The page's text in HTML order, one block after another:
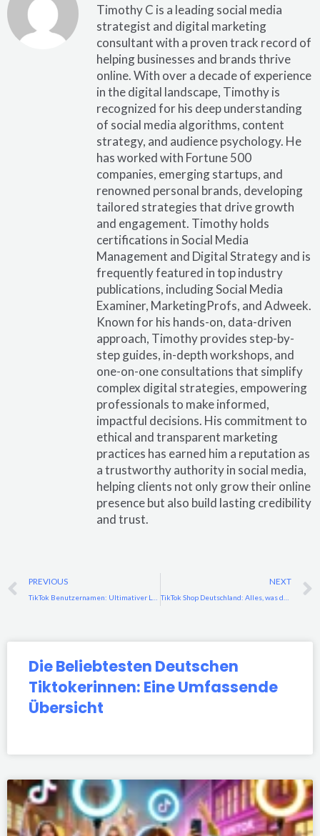
Timothy C is a leading social media
strategist and digital marketing
consultant with a proven track record of
helping businesses and brands thrive
online. With over a decade of experience
in the digital landscape, Timothy is
recognized for his deep understanding
of social media algorithms, content
strategy, and audience psychology. He
has worked with Fortune 500
companies, emerging startups, and
renowned personal brands, developing
tailored strategies that drive growth
and engagement. Timothy holds
certifications in Social Media
Management and Digital Strategy and is
frequently featured in top industry
publications, including Social Media
Examiner, MarketingProfs, and Adweek.
Known for his hands-on, data-driven
approach, Timothy provides step-by-
step guides, in-depth workshops, and
one-on-one consultations that simplify
complex digital strategies, empowering
professionals to make informed,
impactful decisions. His commitment to
ethical and transparent marketing
practices has earned him a reputation as
a trustworthy authority in social media,
helping clients not only grow their online
presence but also build lasting credibility
and trust.
Prev
PREVIOUS NEXT
Die Beliebtesten Deutschen
Tiktokerinnen: Eine Umfassende
Übersicht